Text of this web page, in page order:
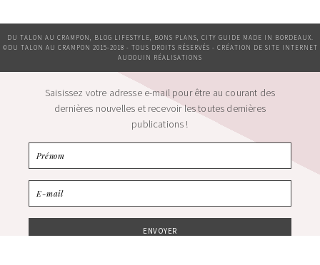
DU TALON AU CRAMPON, BLOG LIFESTYLE, BONS PLANS, CITY GUIDE MADE IN BORDEAUX.
©DU TALON AU CRAMPON 2015-2018 - TOUS DROITS RÉSERVÉS - CRÉATION DE SITE INTERNET
AUDOUIN RÉALISATIONS
Saisissez votre adresse e-mail pour être au courant des
dernières nouvelles et recevoir les toutes dernières
publications !